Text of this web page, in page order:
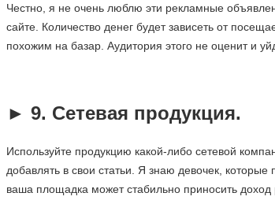
Честно, я не очень люблю эти рекламные
сайте. Количество денег будет зависеть от
похожим на базар. Аудитория этого не оценит и
► 9. Сетевая продукция.
Используйте продукцию какой-либо сетевой
добавлять в свои статьи. Я знаю девочек,
ваша площадка может стабильно приносить доход